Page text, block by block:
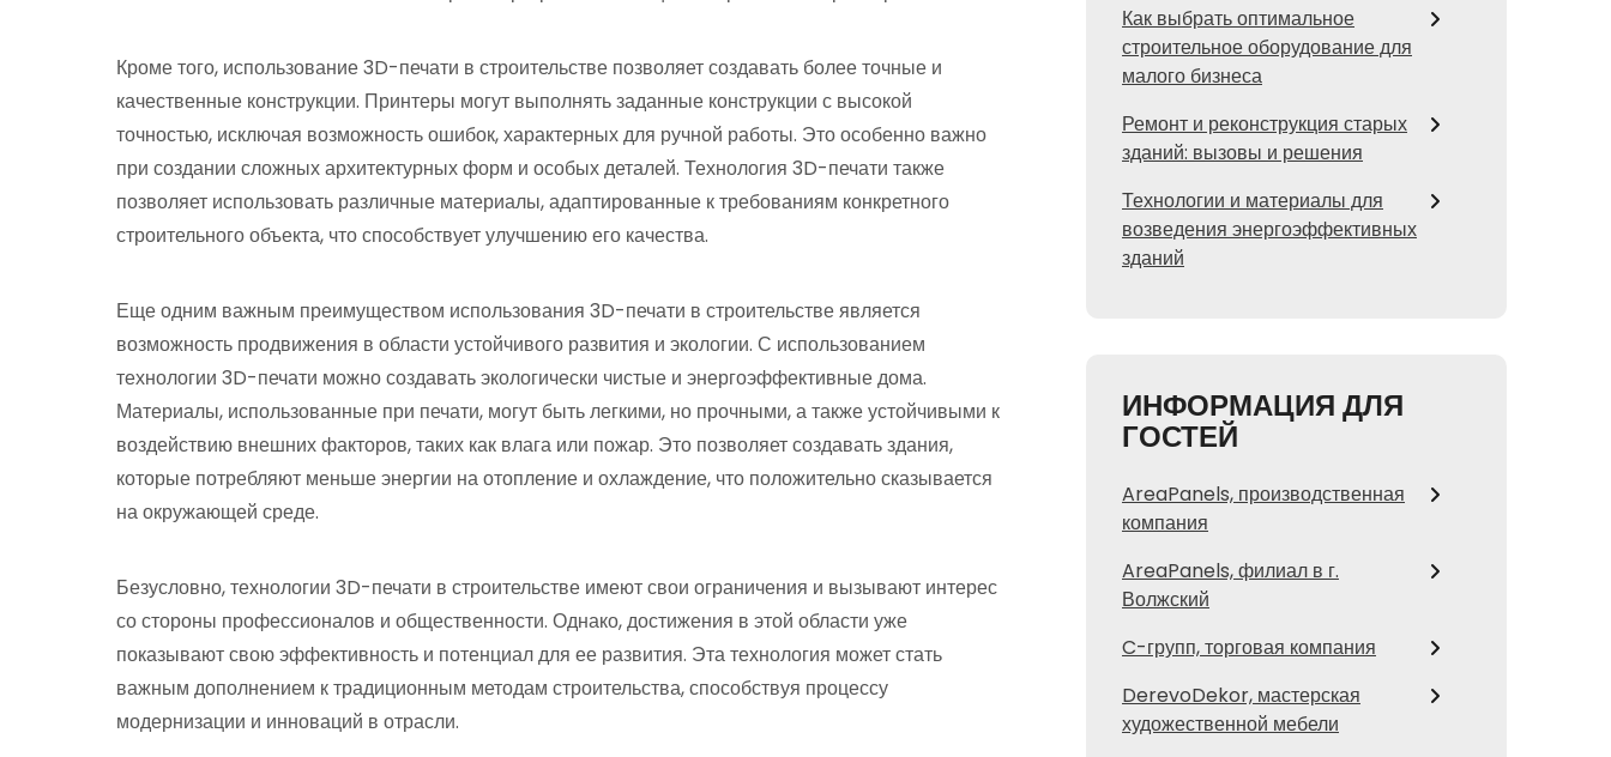
Кроме того, использование 3D-печати в строительстве позволяет создавать более точные и
качественные конструкции. Принтеры могут выполнять заданные конструкции с высокой
точностью, исключая возможность ошибок, характерных для ручной работы. Это особенно важно
при создании сложных архитектурных форм и особых деталей. Технология 3D-печати также
позволяет использовать различные материалы, адаптированные к требованиям конкретного
строительного объекта, что способствует улучшению его качества.
Еще одним важным преимуществом использования 3D-печати в строительстве является
возможность продвижения в области устойчивого развития и экологии. С использованием
технологии 3D-печати можно создавать экологически чистые и энергоэффективные дома.
Материалы, использованные при печати, могут быть легкими, но прочными, а также устойчивыми к
воздействию внешних факторов, таких как влага или пожар. Это позволяет создавать здания,
которые потребляют меньше энергии на отопление и охлаждение, что положительно сказывается
на окружающей среде.
Безусловно, технологии 3D-печати в строительстве имеют свои ограничения и вызывают интерес
со стороны профессионалов и общественности. Однако, достижения в этой области уже
показывают свою эффективность и потенциал для ее развития. Эта технология может стать
важным дополнением к традиционным методам строительства, способствуя процессу
модернизации и инноваций в отрасли.
Как выбрать оптимальное
строительное оборудование для
малого бизнеса
Ремонт и реконструкция старых
зданий: вызовы и решения
Технологии и материалы для
возведения энергоэффективных
зданий
ИНФОРМАЦИЯ ДЛЯ
ГОСТЕЙ
AreaPanels, производственная
компания
AreaPanels, филиал в г.
Волжский
C-групп, торговая компания
DerevoDekor, мастерская
художественной мебели